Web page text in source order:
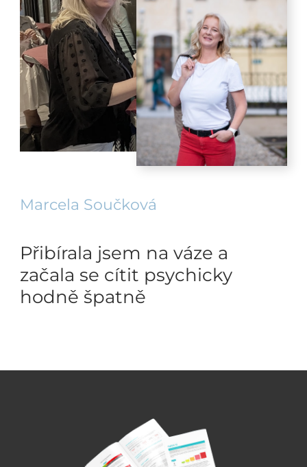
Marcela Součková
Přibírala jsem na váze a
začala se cítit psychicky
hodně špatně